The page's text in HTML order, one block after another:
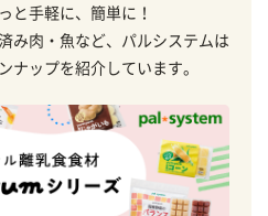
と手軽に、簡単に！
み肉・魚など、パルシステムは
ナップを紹介しています。